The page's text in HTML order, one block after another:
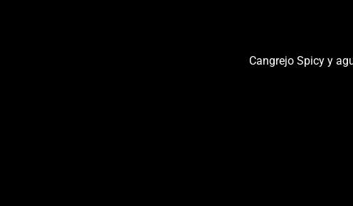
Cangrejo Spicy y